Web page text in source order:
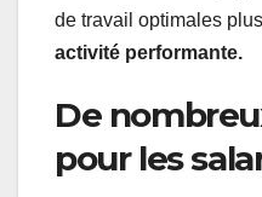
de travail optimales
activité performante.
De
pour les